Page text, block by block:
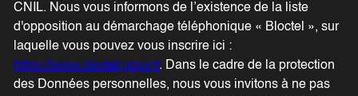
CNIL. Nous vous informons de l’existence de la liste
d'opposition au démarchage téléphonique « Bloctel », sur
laquelle vous pouvez vous inscrire ici :
https://www.bloctel.gouv.fr. Dans le cadre de la protection
des Données personnelles, nous vous invitons à ne pas